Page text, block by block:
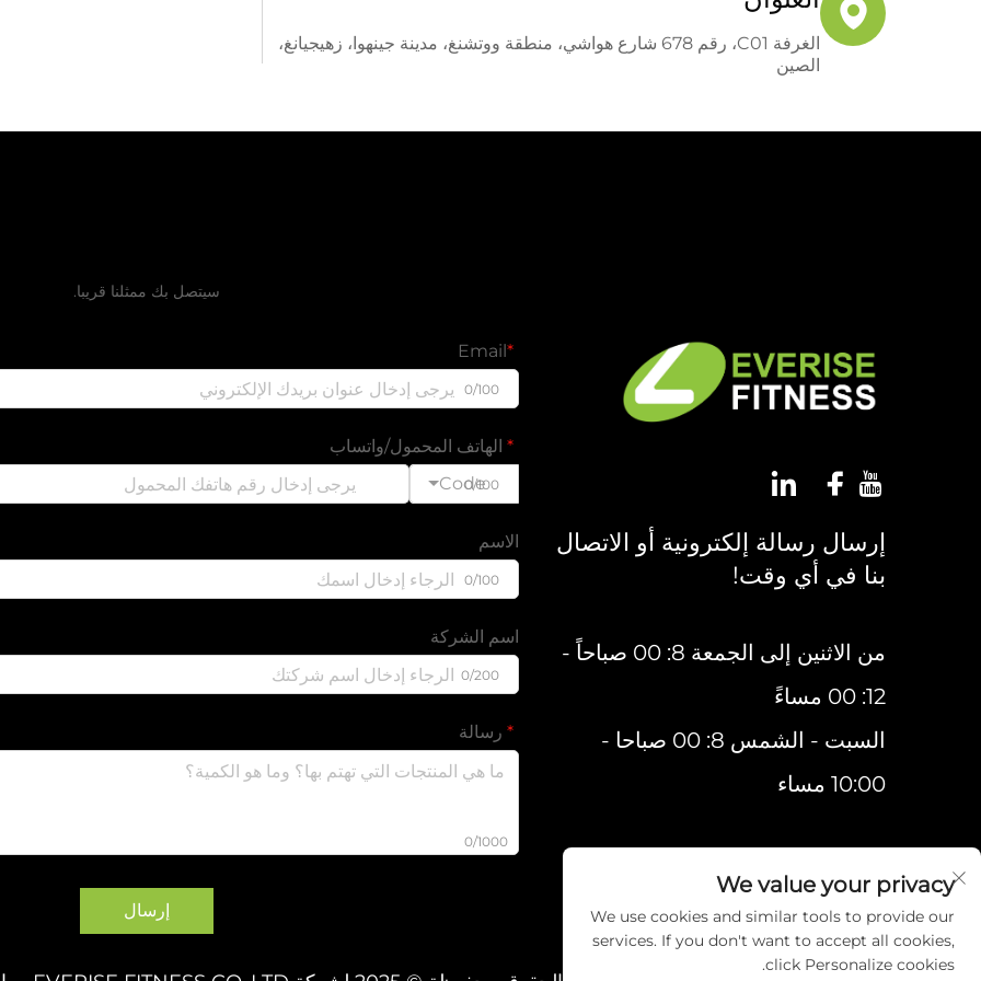
الغرفة C01، رقم 678 شارع هواشي، منطقة ووتشنغ، مدينة جينهوا، زهيجيانغ،
الصين
إرسال رسالة إلكترونية أو الاتصال
بنا في أي وقت!
من الاثنين إلى الجمعة 8: 00 صباحاً -
12: 00 مساءً
السبت - الشمس 8: 00 صباحا -
10:00 مساء
سيتصل بك ممثلنا قريبا.
Email
0/100
الهاتف المحمول/واتساب
Code
0/100
الاسم
0/100
اسم الشركة
0/200
رسالة
0/1000
إرسال
We value your privacy
We use cookies and similar tools to provide our
services. If you don't want to accept all cookies,
click Personalize cookies.